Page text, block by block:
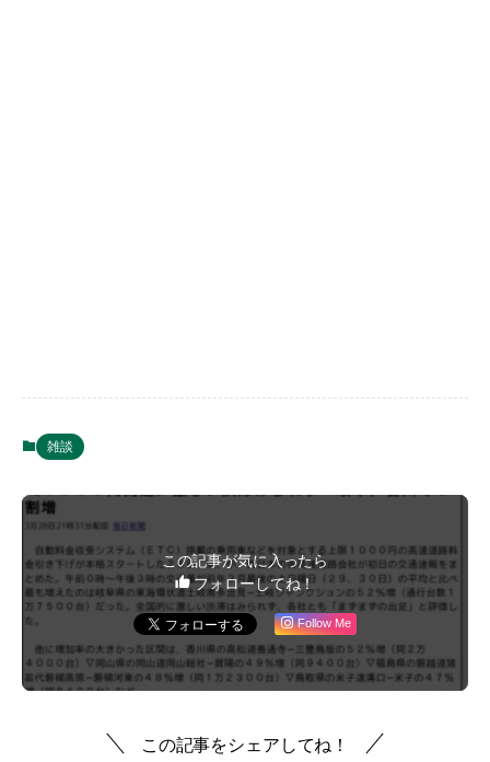
雑談
この記事が気に入ったら
フォローしてね！
Follow Me
この記事をシェアしてね！